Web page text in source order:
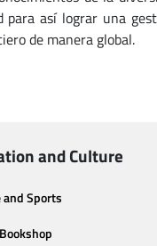
así lograr una
de manera global.
and Culture
Sports